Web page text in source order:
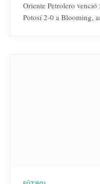
Oriente Petrolero
Potosí 2-0 a Blooming,